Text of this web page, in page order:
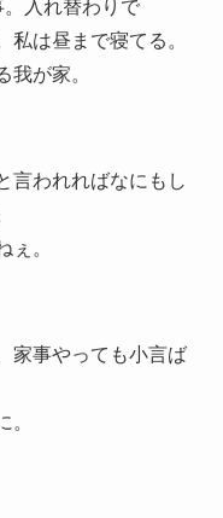
入れ替わりで
は昼まで寝てる。
我が家。
言われればなにもし
ぇ。
家事やっても小言ば
。